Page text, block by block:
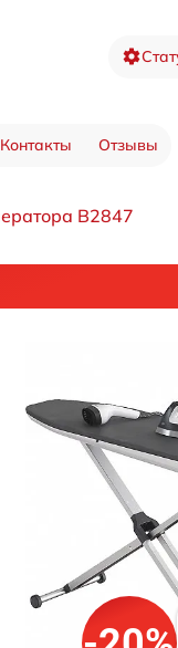
Контакты Отзывы
B2847